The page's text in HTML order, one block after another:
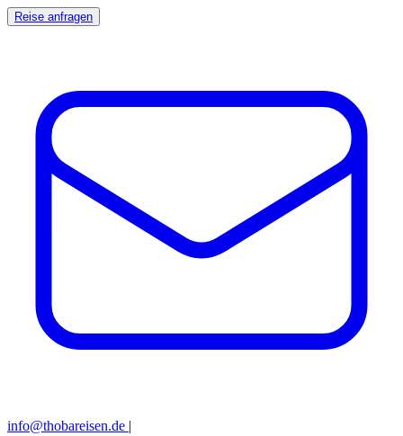
Reise anfragen
info@thobareisen.de |